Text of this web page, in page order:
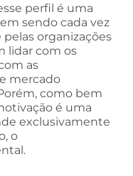
perfil é uma
sendo cada vez
organizações
lidar com os
as
mercado
como bem
é uma
exclusivamente
o